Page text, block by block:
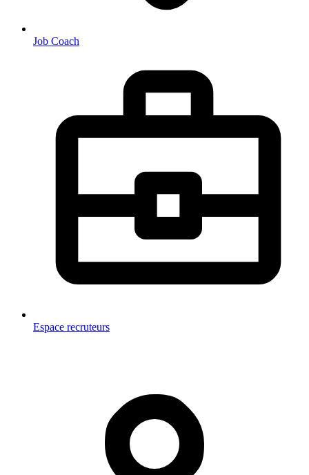
Job Coach
Espace recruteurs